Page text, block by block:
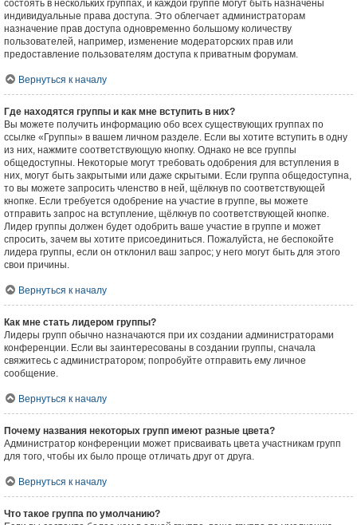
состоять в нескольких группах, и каждой группе могут быть назначены
индивидуальные права доступа. Это облегчает администраторам
назначение прав доступа одновременно большому количеству
пользователей, например, изменение модераторских прав или
предоставление пользователям доступа к приватным форумам.
Вернуться к началу
Где находятся группы и как мне вступить в них?
Вы можете получить информацию обо всех существующих группах по
ссылке «Группы» в вашем личном разделе. Если вы хотите вступить в одну
из них, нажмите соответствующую кнопку. Однако не все группы
общедоступны. Некоторые могут требовать одобрения для вступления в
них, могут быть закрытыми или даже скрытыми. Если группа общедоступна,
то вы можете запросить членство в ней, щёлкнув по соответствующей
кнопке. Если требуется одобрение на участие в группе, вы можете
отправить запрос на вступление, щёлкнув по соответствующей кнопке.
Лидер группы должен будет одобрить ваше участие в группе и может
спросить, зачем вы хотите присоединиться. Пожалуйста, не беспокойте
лидера группы, если он отклонил ваш запрос; у него могут быть для этого
свои причины.
Вернуться к началу
Как мне стать лидером группы?
Лидеры групп обычно назначаются при их создании администраторами
конференции. Если вы заинтересованы в создании группы, сначала
свяжитесь с администратором; попробуйте отправить ему личное
сообщение.
Вернуться к началу
Почему названия некоторых групп имеют разные цвета?
Администратор конференции может присваивать цвета участникам групп
для того, чтобы их было проще отличать друг от друга.
Вернуться к началу
Что такое группа по умолчанию?